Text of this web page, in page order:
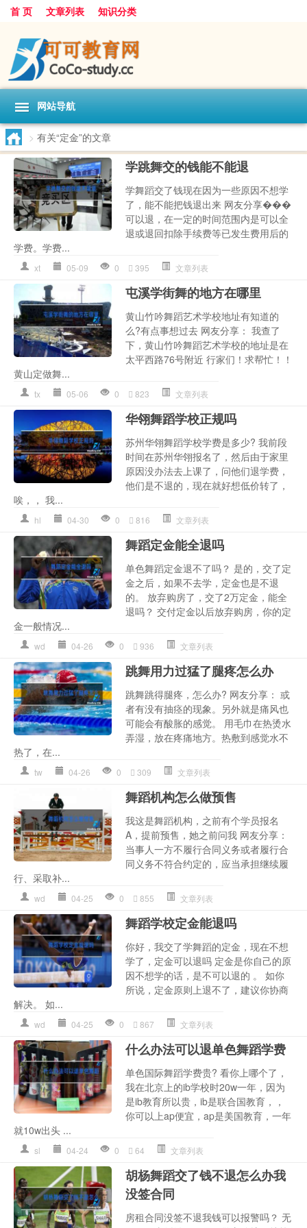
首 页 文章列表 知识分类
网站导航
> 有关“定金”的文章
学跳舞交的钱能不能退
学舞蹈交了钱现在因为一些原因不想学
了，能不能把钱退出来 网友分享���
可以退，在一定的时间范围内是可以全
退或退回扣除手续费等已发生费用后的
学费。学费...
xt 05-09 0 395 文章列表
屯溪学街舞的地方在哪里
黄山竹吟舞蹈艺术学校地址有知道的
么?有点事想过去 网友分享： 我查了
下，黄山竹吟舞蹈艺术学校的地址是在
太平西路76号附近 行家们！求帮忙！！
黄山定做舞...
tx 05-06 0 823 文章列表
华翎舞蹈学校正规吗
苏州华翎舞蹈学校学费是多少? 我前段
时间在苏州华翎报名了，然后由于家里
原因没办法去上课了，问他们退学费，
他们是不退的，现在就好想低价转了，
唉，， 我...
hl 04-30 0 816 文章列表
舞蹈定金能全退吗
单色舞蹈定金退不了吗？ 是的，交了定
金之后，如果不去学，定金也是不退
的。 放弃购房了，交了2万定金，能全
退吗？ 交付定金以后放弃购房，你的定
金一般情况...
wd 04-26 0 936 文章列表
跳舞用力过猛了腿疼怎么办
跳舞跳得腿疼，怎么办? 网友分享： 或
者有没有抽痉的现象。另外就是痛风也
可能会有酸胀的感觉。 用毛巾在热烫水
弄湿，放在疼痛地方。热敷到感觉水不
热了，在...
tw 04-26 0 309 文章列表
舞蹈机构怎么做预售
我这是舞蹈机构，之前有个学员报名
A，提前预售，她之前问我 网友分享：
当事人一方不履行合同义务或者履行合
同义务不符合约定的，应当承担继续履
行、采取补...
wd 04-25 0 855 文章列表
舞蹈学校定金能退吗
你好，我交了学舞蹈的定金，现在不想
学了，定金可以退吗 定金是你自己的原
因不想学的话，是不可以退的 。 如你
所说，定金原则上退不了，建议你协商
解决。 如...
wd 04-25 0 867 文章列表
什么办法可以退单色舞蹈学费
单色国际舞蹈学费贵? 看你上哪个了，
我在北京上的ib学校时20w一年，因为
是ib教育所以贵，ib是联合国教育，，
你可以上ap便宜，ap是美国教育，一年
就10w出头 ...
sl 04-24 0 64 文章列表
胡杨舞蹈交了钱不退怎么办我
没签合同
房租合同没签不退我钱可以报警吗？ 无